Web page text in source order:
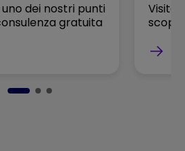
dei nostri punti
gratuita
Visita
scopri